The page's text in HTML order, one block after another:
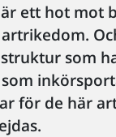
ett hot mot
som
för de här